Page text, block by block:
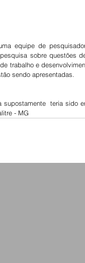
equipe de
sobre questões
trabalho e
sendo apresentadas.
supostamente  teria sido
- MG